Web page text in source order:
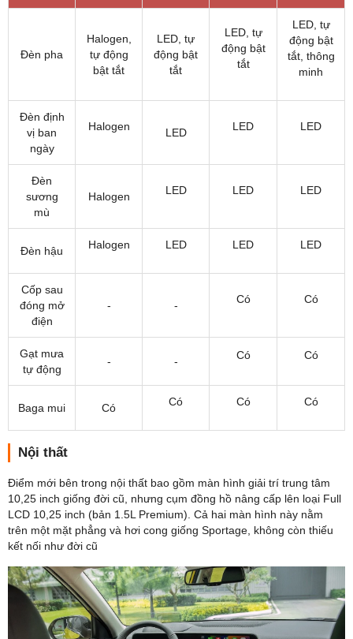
Đèn pha
Halogen,
tự động
bật tắt
LED, tự
động bật
tắt
LED, tự
động bật
tắt
LED, tự
động bật
tắt, thông
minh
Đèn định
vị ban
ngày
Halogen LED LED LED
Đèn
sương
mù
Halogen LED LED LED
Đèn hậu Halogen LED LED LED
Cốp sau
đóng mở
điện
- - Có Có
Gạt mưa
tự động
- - Có Có
Baga mui Có Có Có Có
Nội thất
Điểm mới bên trong nội thất bao gồm màn hình giải trí trung tâm
10,25 inch giống đời cũ, nhưng cụm đồng hồ nâng cấp lên loại Full
LCD 10,25 inch (bản 1.5L Premium). Cả hai màn hình này nằm
trên một mặt phẳng và hơi cong giống Sportage, không còn thiếu
kết nối như đời cũ